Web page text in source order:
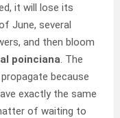
it will lose its
June, several
and then bloom
poinciana. The
because
exactly the same
of waiting to